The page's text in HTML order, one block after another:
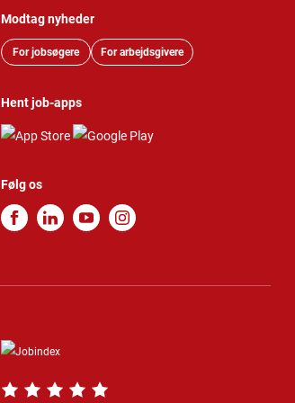
Modtag nyheder
For jobsøgere For arbejdsgivere
Hent job-apps
Følg os